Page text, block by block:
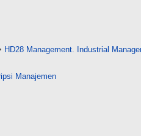
HD28 Management. Industrial
Manajemen